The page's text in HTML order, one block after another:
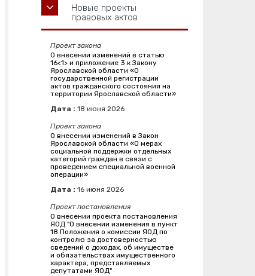
Новые проекты
правовых актов
Проект закона
О внесении изменений в статью
16<1> и приложение 3 к Закону
Ярославской области «О
государственной регистрации
актов гражданского состояния на
территории Ярославской области»
Дата : 18 июня 2026
Проект закона
О внесении изменений в Закон
Ярославской области «О мерах
социальной поддержки отдельных
категорий граждан в связи с
проведением специальной военной
операции»
Дата : 16 июня 2026
Проект постановления
О внесении проекта постановления
ЯОД "О внесении изменения в пункт
18 Положения о комиссии ЯОД по
контролю за достоверностью
сведений о доходах, об имуществе
и обязательствах имущественного
характера, представляемых
депутатами ЯОД"